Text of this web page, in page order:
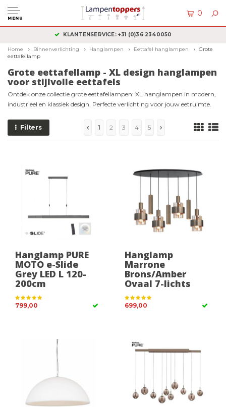
MENU
0
KLANTENSERVICE: +31 (0)36 2340050
Home Binnenverlichting Hanglampen Eettafel hanglampen
Grote
eettafellamp
Grote eettafellamp - XL design hanglampen
voor stijlvolle eettafels
Ontdek onze collectie grote eettafellampen: XL hanglampen in modern,
industrieel en klassiek design. Perfecte verlichting voor jouw eetruimte.
Filters 1 2 3 4 5
Hanglamp PURE
MOTO e-Slide
Grey LED L 120-
200cm
799,00
Hanglamp
Marrone
Brons/Amber
Ovaal 7-lichts
699,00